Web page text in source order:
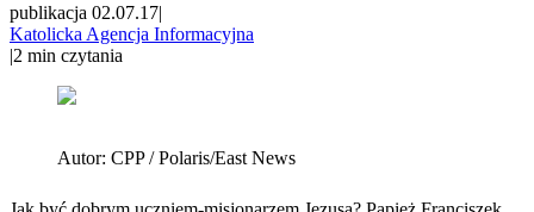
publikacja 02.07.17|
Katolicka Agencja Informacyjna
|2 min czytania
Autor: CPP / Polaris/East News